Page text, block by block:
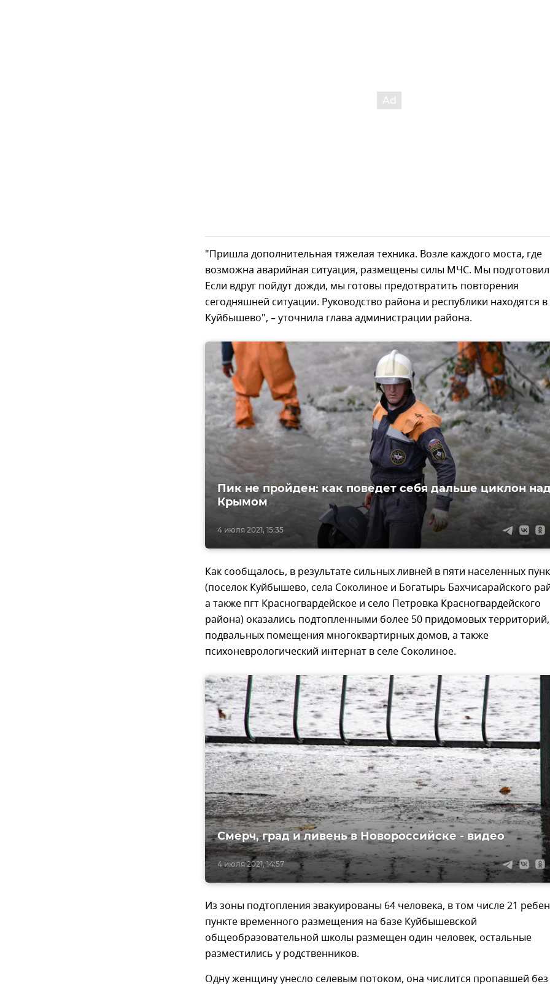
"Пришла дополнительная тяжелая техника. Возле каждого моста, где
возможна аварийная ситуация, размещены силы МЧС. Мы
Если вдруг пойдут дожди, мы готовы предотвратить повторения
сегодняшней ситуации. Руководство района и республики находятся в
Куйбышево", – уточнила глава администрации района.
4 июля 2021, 15:35
Пик не пройден: как поведет себя дальше циклон
Крымом
Как сообщалось, в результате сильных ливней в пяти населенных
(поселок Куйбышево, села Соколиное и Богатырь Бахчисарайского
а также пгт Красногвардейское и село Петровка Красногвардейского
района) оказались подтопленными более 50 придомовых
подвальных помещения многоквартирных домов, а также
психоневрологический интернат в селе Соколиное.
4 июля 2021, 14:57
Смерч, град и ливень в Новороссийске - видео
Из зоны подтопления эвакуированы 64 человека, в том числе 21
пункте временного размещения на базе Куйбышевской
общеобразовательной школы размещен один человек, остальные
разместились у родственников.
Одну женщину унесло селевым потоком, она числится пропавшей без